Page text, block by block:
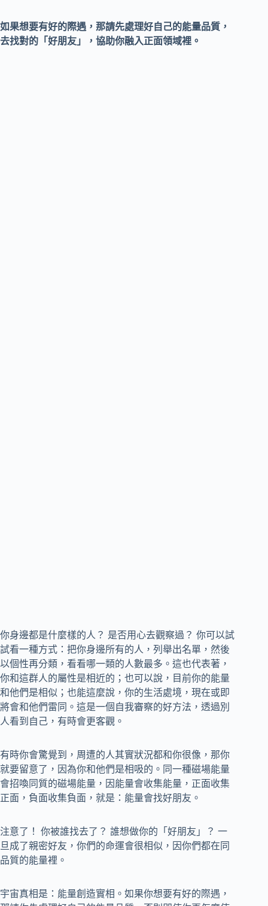
如果想要有好的際遇，那請先處理好自己的能量品質，
去找對的「好朋友」，協助你融入正面領域裡。
你身邊都是什麼樣的人？ 是否用心去觀察過？ 你可以試
試看一種方式：把你身邊所有的人，列舉出名單，然後
以個性再分類，看看哪一類的人數最多。這也代表著，
你和這群人的屬性是相近的；也可以說，目前你的能量
和他們是相似；也能這麼說，你的生活處境，現在或即
將會和他們雷同。這是一個自我審察的好方法，透過別
人看到自己，有時會更客觀。
有時你會驚覺到，周遭的人其實狀況都和你很像，那你
就要留意了，因為你和他們是相吸的。同一種磁場能量
會招喚同質的磁場能量，因能量會收集能量，正面收集
正面，負面收集負面，就是：能量會找好朋友。
注意了！ 你被誰找去了？ 誰想做你的「好朋友」？ 一
旦成了親密好友，你們的命運會很相似，因你們都在同
品質的能量裡。
宇宙真相是：能量創造實相。如果你想要有好的際遇，